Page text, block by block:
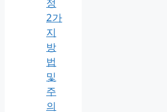
정
2가
지
방
법
및
주
의